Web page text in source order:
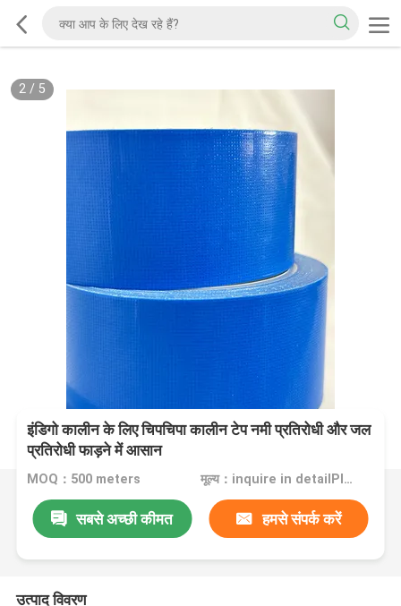
2/ 5
इंडिगो कालीन के लिए चिपचिपा कालीन टेप नमी प्रतिरोधी और जल
प्रतिरोधी फाड़ने में आसान
MOQ：500 meters मूल्य：inquire in detailPlease contact us for quotation
सबसे अच्छी कीमत हमसे संपर्क करें
उत्पाद विवरण